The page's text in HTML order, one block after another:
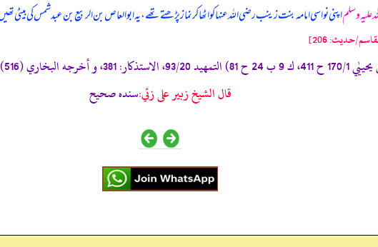
علیہ وسلماپنی نواسی امامہ بنت زینب رضی اللہ عنہا کو اٹھا کر نماز پڑھتے تھے، یہ ابوالعاص بن الربیع بن عبد شمس کی
حدیث: 206]
قال الشيخ زبير على زئي:سنده صحيح